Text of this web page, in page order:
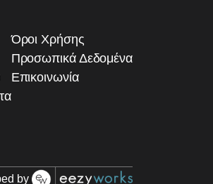
Όροι Χρήσης
Προσωπικά Δεδομένα
Επικοινωνία
by